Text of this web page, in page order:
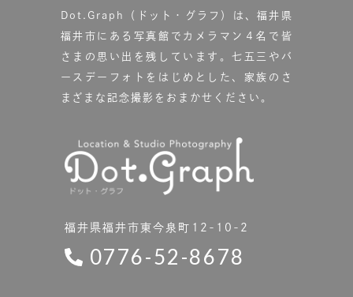
Dot.Graph（ドット・グラフ）は、福井県
福井市にある写真館で カメラマン４名で皆
さまの思い出を残しています。七五三やバ
ースデーフォトをはじめとした、家族のさ
まざまな記念撮影をおまかせください。
福井県福井市東今泉町12-10-2
0776-52-8678